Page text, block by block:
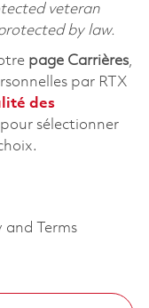
veteran
by law.
page Carrières,
par RTX
des
pour sélectionner
Terms